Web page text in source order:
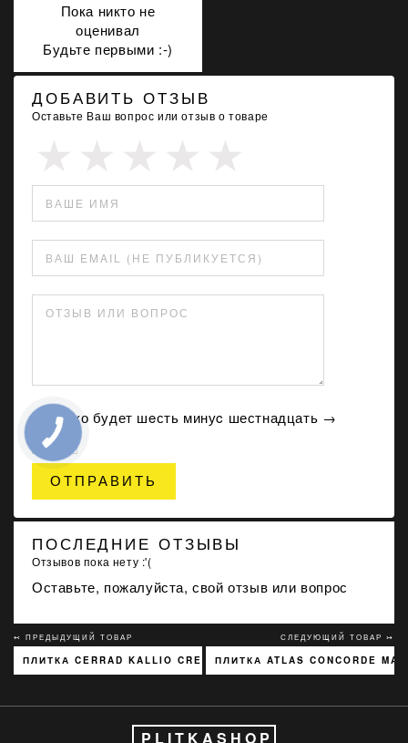
Пока никто не
оценивал
Будьте первыми :-)
ДОБАВИТЬ ОТЗЫВ
Оставьте Ваш вопрос или отзыв о товаре
ВАШЕ ИМЯ
ВАШ EMAIL (НЕ ПУБЛИКУЕТСЯ)
ОТЗЫВ ИЛИ ВОПРОС
Сколько будет шeсть минуc шестнадцать →
ОТПРАВИТЬ
ПОСЛЕДНИЕ ОТЗЫВЫ
Отзывов пока нету :'(
Оставьте, пожалуйста, свой отзыв или вопрос
↢ ПРЕДЫДУЩИЙ ТОВАР
ПЛИТКА CERRAD KALLIO CREAM 3768 15X45
СЛЕДУЮЩИЙ ТОВАР ↣
ПЛИТКА ATLAS CONCORDE
PLITKASHOP